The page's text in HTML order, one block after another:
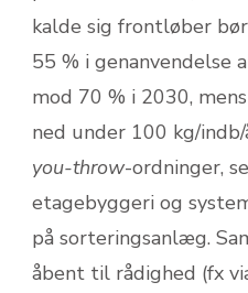
kalde sig frontløber
55 % i genanvendelse
mod 70 % i 2030,
ned under 100 kg/
you-throw-ordninger,
etagebyggeri og
på sorteringsanlæg.
åbent til rådighed (fx